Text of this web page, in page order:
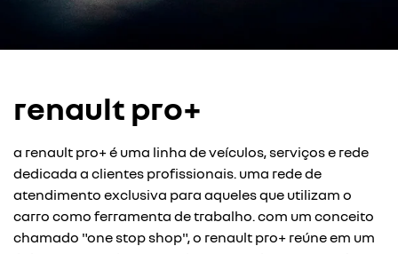
renault pro+
a renault pro+ é uma linha de veículos, serviços e rede
dedicada a clientes profissionais. uma rede de
atendimento exclusiva para aqueles que utilizam o
carro como ferramenta de trabalho. com um conceito
chamado "one stop shop", o renault pro+ reúne em um